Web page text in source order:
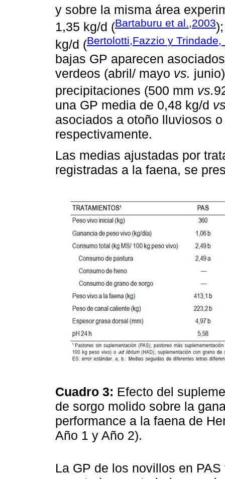
y sobre la misma área
1,35 kg/d (Bartaburu et al.,2003
kg/d (Bertolotti,Fazzio y Trindade,
bajas GP aparecen
verdeos (abril/ mayo vs.
precipitaciones (500 mm vs.
una GP media de 0,48 kg/d
asociados a otoño lluviosos
respectivamente.
Las medias ajustadas por
registradas a la faena, se
Cuadro 3: Efecto del
de sorgo molido sobre la
performance a la faena de
Año 1 y Año 2).
La GP de los novillos en